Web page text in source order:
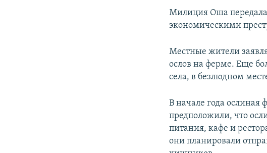
Милиция Оша передала
экономическими
Местные жители
ослов на ферме. Еще
села, в безлюдном
В начале года
предположили, что
питания, кафе и
они планировали